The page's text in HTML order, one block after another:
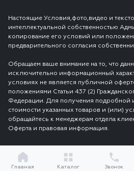
Настоящие Условия,фото,видео и
интеллектуальной собственностью
копирование его условий или
предварительного согласия
Обращаем ваше внимание на то, что
исключительно информационный
условиях не является публичной
положениями Статьи 437 (2)
Федерации. Для получения подробной
стоимости указанных товаров и (или)
обращайтесь к менеджерам отдела
Оферта и правовая информация.
Главная Каталог Звонок